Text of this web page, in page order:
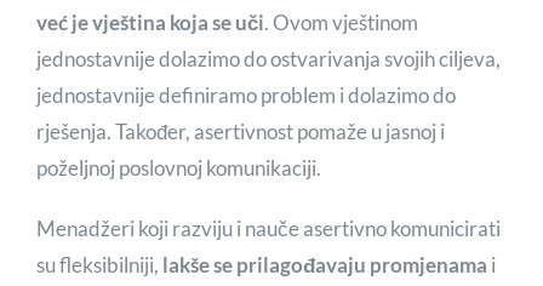
već je vještina koja se uči. Ovom vještinom
jednostavnije dolazimo do ostvarivanja svojih ciljeva,
jednostavnije definiramo problem i dolazimo do
rješenja. Također, asertivnost pomaže u jasnoj i
poželjnoj poslovnoj komunikaciji.
Menadžeri koji razviju i nauče asertivno komunicirati
su fleksibilniji, lakše se prilagođavaju promjenama i